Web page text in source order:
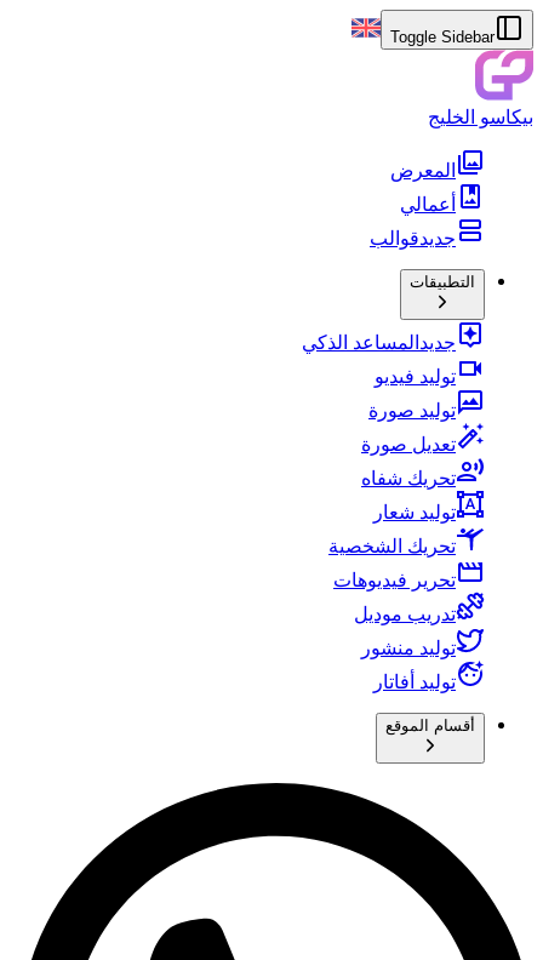
Toggle Sidebar
بيكاسو الخليج
المعرض
أعمالي
جديدقوالب
التطبيقات
جديد المساعد الذكي
توليد فيديو
توليد صورة
تعديل صورة
تحريك شفاه
توليد شعار
تحريك الشخصية
تحرير فيديوهات
تدريب موديل
توليد منشور
توليد أفاتار
أقسام الموقع